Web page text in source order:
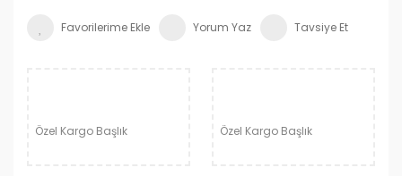
Yorum Yaz Tavsiye Et
Özel Kargo Başlık Özel Kargo Başlık